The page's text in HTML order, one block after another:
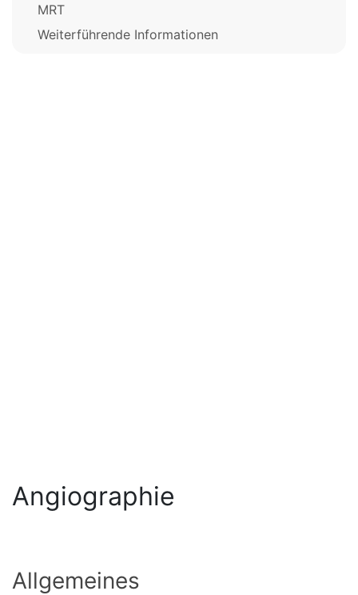
MRT
Weiterführende Informationen
Angiographie
Allgemeines